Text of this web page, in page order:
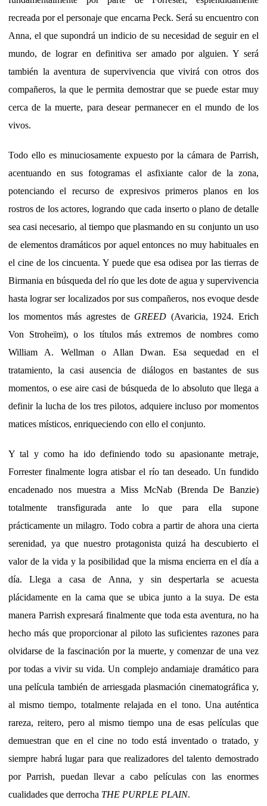
recreada por el personaje que encarna Peck. Será su encuentro con
Anna, el que supondrá un indicio de su necesidad de seguir en el
mundo, de lograr en definitiva ser amado por alguien. Y será
también la aventura de supervivencia que vivirá con otros dos
compañeros, la que le permita demostrar que se puede estar muy
cerca de la muerte, para desear permanecer en el mundo de los
vivos.
Todo ello es minuciosamente expuesto por la cámara de Parrish,
acentuando en sus fotogramas el asfixiante calor de la zona,
potenciando el recurso de expresivos primeros planos en los
rostros de los actores, logrando que cada inserto o plano de detalle
sea casi necesario, al tiempo que plasmando en su conjunto un uso
de elementos dramáticos por aquel entonces no muy habituales en
el cine de los cincuenta. Y puede que esa odisea por las tierras de
Birmania en búsqueda del río que les dote de agua y supervivencia
hasta lograr ser localizados por sus compañeros, nos evoque desde
los momentos más agrestes de GREED (Avaricia, 1924. Erich
Von Stroheïm), o los títulos más extremos de nombres como
William A. Wellman o Allan Dwan. Esa sequedad en el
tratamiento, la casi ausencia de diálogos en bastantes de sus
momentos, o ese aire casi de búsqueda de lo absoluto que llega a
definir la lucha de los tres pilotos, adquiere incluso por momentos
matices místicos, enriqueciendo con ello el conjunto.
Y tal y como ha ido definiendo todo su apasionante metraje,
Forrester finalmente logra atisbar el río tan deseado. Un fundido
encadenado nos muestra a Miss McNab (Brenda De Banzie)
totalmente transfigurada ante lo que para ella supone
prácticamente un milagro. Todo cobra a partir de ahora una cierta
serenidad, ya que nuestro protagonista quizá ha descubierto el
valor de la vida y la posibilidad que la misma encierra en el día a
día. Llega a casa de Anna, y sin despertarla se acuesta
plácidamente en la cama que se ubica junto a la suya. De esta
manera Parrish expresará finalmente que toda esta aventura, no ha
hecho más que proporcionar al piloto las suficientes razones para
olvidarse de la fascinación por la muerte, y comenzar de una vez
por todas a vivir su vida. Un complejo andamiaje dramático para
una película también de arriesgada plasmación cinematográfica y,
al mismo tiempo, totalmente relajada en el tono. Una auténtica
rareza, reitero, pero al mismo tiempo una de esas películas que
demuestran que en el cine no todo está inventado o tratado, y
siempre habrá lugar para que realizadores del talento demostrado
por Parrish, puedan llevar a cabo películas con las enormes
cualidades que derrocha THE PURPLE PLAIN.